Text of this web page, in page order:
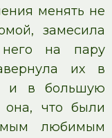
менять не
замесила
на пару
их в
и в большую
она, что были
любимым